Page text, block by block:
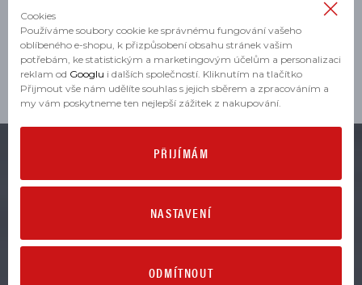
VŠE O ZBOŽÍ
Obchodní podmínky
Zásady zpracování osobních údajů
Cookies
Používáme soubory cookie ke správnému fungování vašeho
oblíbeného e-shopu, k přizpůsobení obsahu stránek vašim
potřebám, ke statistickým a marketingovým účelům a personalizaci
reklam od Googlu i dalších společností. Kliknutím na tlačítko
Přijmout vše nám udělíte souhlas s jejich sběrem a zpracováním a
my vám poskytneme ten nejlepší zážitek z nakupování.
PŘIJÍMÁM
NASTAVENÍ
ODMÍTNOUT